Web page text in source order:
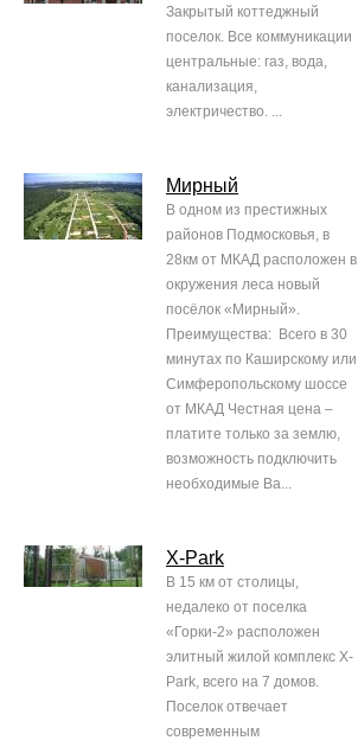
Закрытый коттеджный
поселок. Все коммуникации
центральные: газ, вода,
канализация,
электричество. ...
Мирный
В одном из престижных
районов Подмосковья, в
28км от МКАД расположен в
окружения леса новый
посёлок «Мирный».
Преимущества: Всего в 30
минутах по Каширскому или
Симферопольскому шоссе
от МКАД Честная цена –
платите только за землю,
возможность подключить
необходимые Ва...
X-Park
В 15 км от столицы,
недалеко от поселка
«Горки-2» расположен
элитный жилой комплекс X-
Park, всего на 7 домов.
Поселок отвечает
современным